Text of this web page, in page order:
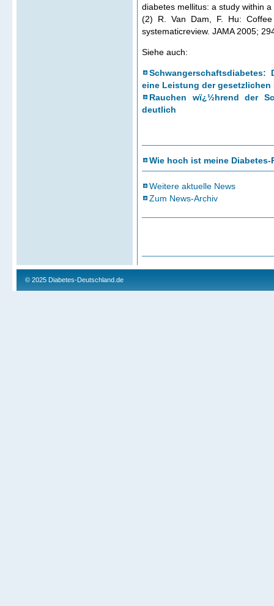
diabetes mellitus: a study within
(2) R. Van Dam, F. Hu:
systematicreview. JAMA 2005;
Siehe auch:
eine Leistung der gesetzlichen
Rauchen wï¿½hrend der
deutlich
Wie hoch ist meine Diabetes-
Weitere aktuelle News
Zum News-Archiv
© 2025 Diabetes-Deutschland.de